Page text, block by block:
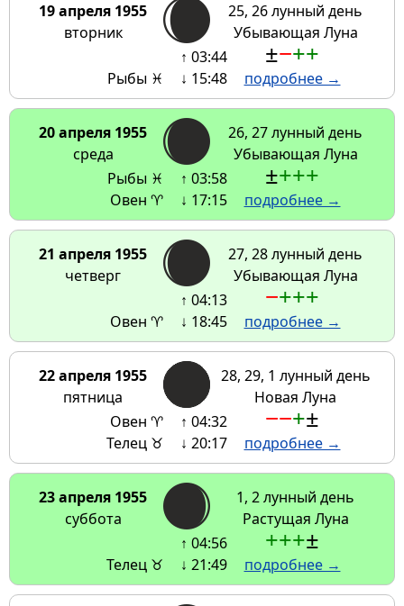
19 апреля 1955
вторник
25, 26 лунный день
Убывающая Луна
Рыбы ♓
↑ 03:44
↓ 15:48
±−++
подробнее →
20 апреля 1955
среда
26, 27 лунный день
Убывающая Луна
Рыбы ♓
Овен ♈
↑ 03:58
↓ 17:15
±+++
подробнее →
21 апреля 1955
четверг
27, 28 лунный день
Убывающая Луна
Овен ♈
↑ 04:13
↓ 18:45
−+++
подробнее →
22 апреля 1955
пятница
28, 29, 1 лунный день
Новая Луна
Овен ♈
Телец ♉
↑ 04:32
↓ 20:17
−−+±
подробнее →
23 апреля 1955
суббота
1, 2 лунный день
Растущая Луна
Телец ♉
↑ 04:56
↓ 21:49
+++±
подробнее →